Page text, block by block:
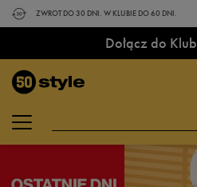
ZWROT DO 30 DNI. W KLUBIE DO 60 DNI.
Dołącz do